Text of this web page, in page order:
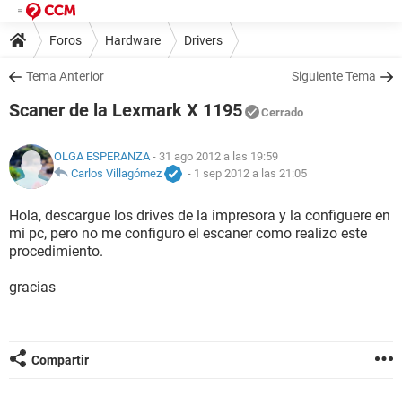
Foros Hardware Drivers
Tema Anterior Siguiente Tema
Scaner de la Lexmark X 1195 Cerrado
OLGA ESPERANZA- 31 ago 2012 a las 19:59
Carlos Villagómez
- 1 sep 2012 a las 21:05
Hola, descargue los drives de la impresora y la configuere en
mi pc, pero no me configuro el escaner como realizo este
procedimiento.
gracias
Compartir